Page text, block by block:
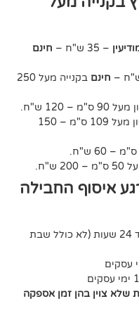
חינם
בקנייה מעל 250
– קרטון מעל 109 ס"מ – 150
שבת
אספקה